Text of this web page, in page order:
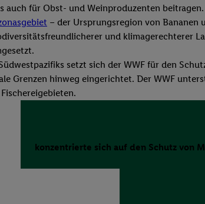
auch für Obst- und Weinproduzenten beitragen.
– der Ursprungsregion von
und klimagerechterer
setzt sich der WWF für den
Grenzen hinweg eingerichtet. Der WWF
konzentrierte sich auf den Schutz von